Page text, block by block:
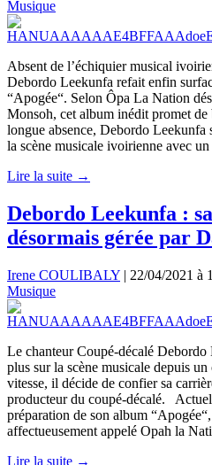
Musique
Absent de l’échiquier musical
Debordo Leekunfa refait enfin
“Apogée“. Selon Ôpa La Nation
Monsoh, cet album inédit promet
longue absence, Debordo Leekunfa
la scène musicale ivoirienne avec
Lire la suite →
Debordo Leekunfa :
désormais gérée par
Irene COULIBALY | 22/04/2021 à
Musique
Le chanteur Coupé-décalé Debordo
plus sur la scène musicale depuis
vitesse, il décide de confier sa
producteur du coupé-décalé.
préparation de son album
affectueusement appelé Opah la
Lire la suite →